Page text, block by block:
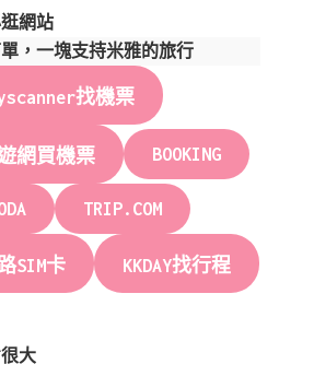
網站
，一塊支持米雅的旅行
找機票
網買機票 BOOKING
TRIP.COM
SIM卡 KKDAY找行程
大